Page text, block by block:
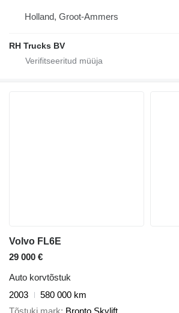
Holland, Groot-Ammers
RH Trucks BV
Volvo FL6E
29 000 €
Auto korvtõstuk
2003
580 000 km
Tõstuki mark Bronto Skylift